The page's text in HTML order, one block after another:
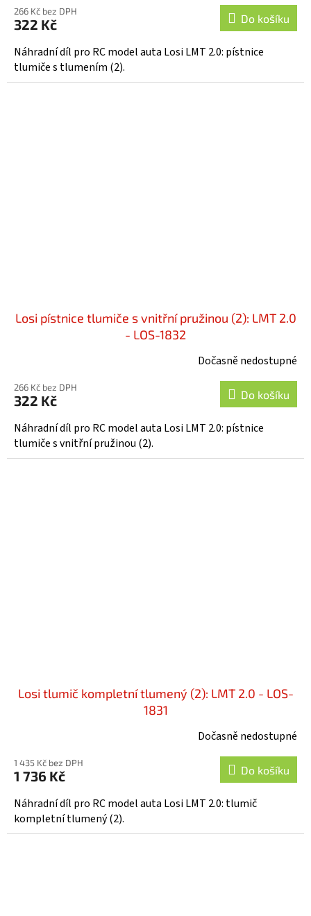
266 Kč bez DPH
322 Kč Do košíku
Náhradní díl pro RC model auta Losi LMT 2.0: pístnice
tlumiče s tlumením (2).
Losi pístnice tlumiče s vnitřní pružinou (2): LMT 2.0
- LOS-1832
Dočasně nedostupné
266 Kč bez DPH
322 Kč Do košíku
Náhradní díl pro RC model auta Losi LMT 2.0: pístnice
tlumiče s vnitřní pružinou (2).
Losi tlumič kompletní tlumený (2): LMT 2.0 - LOS-
1831
Dočasně nedostupné
1 435 Kč bez DPH
1 736 Kč Do košíku
Náhradní díl pro RC model auta Losi LMT 2.0: tlumič
kompletní tlumený (2).